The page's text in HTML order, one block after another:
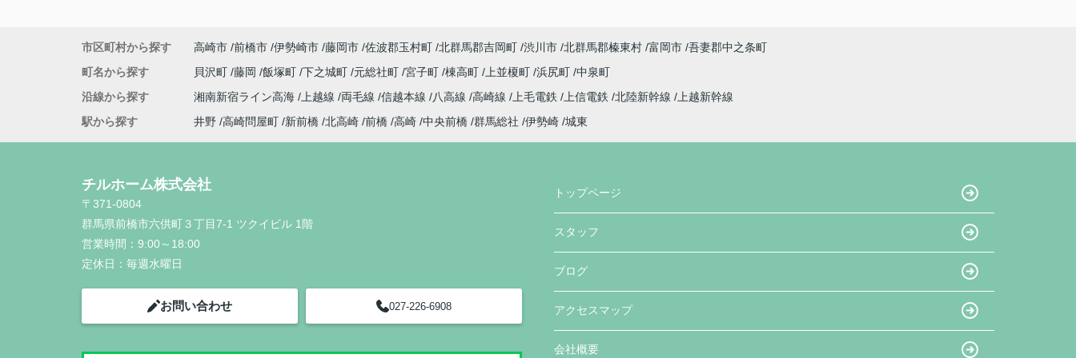
市区町村から探す 高崎市 前橋市 伊勢崎市 藤岡市 佐波郡玉村町 北群馬郡吉岡町 渋川市 北群馬郡榛東村 富岡市 吾妻郡中之条町
町名から探す
貝沢町 藤岡 飯塚町 下之城町 元総社町 宮子町 棟高町 上並榎町 浜尻町 中泉町
沿線から探す
湘南新宿ライン高海 上越線 両毛線 信越本線 八高線 高崎線 上毛電鉄 上信電鉄 北陸新幹線
上越新幹線
駅から探す
井野 高崎問屋町 新前橋 北高崎 前橋 高崎 中央前橋 群馬総社 伊勢崎 城東
チルホーム株式会社
〒371-0804
群馬県前橋市六供町３丁目7-1 ツクイビル 1階
営業時間： 9:00～18:00
定休日： 毎週水曜日
お問い合わせ 027-226-6908
トップページ
スタッフ
ブログ
アクセスマップ
会社概要